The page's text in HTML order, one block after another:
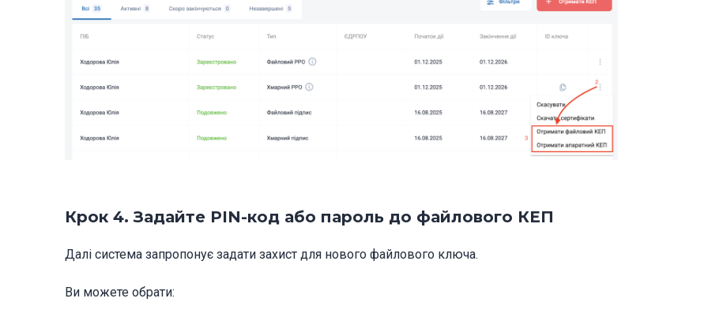
Крок 4. Задайте PIN-код або пароль до файлового КЕП
Далі система запропонує задати захист для нового файлового ключа.
Ви можете обрати: